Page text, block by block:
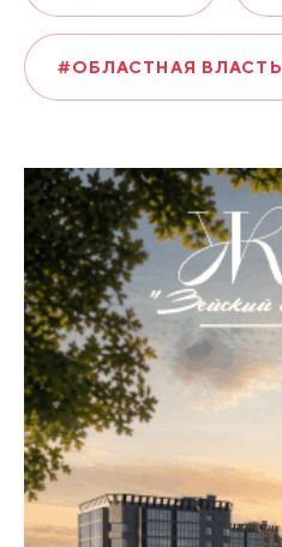
#ОБЛАСТНАЯ ВЛАСТЬ